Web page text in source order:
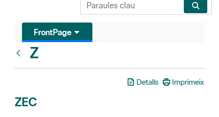
FrontPage
Z
Detalls Imprimeix
ZEC